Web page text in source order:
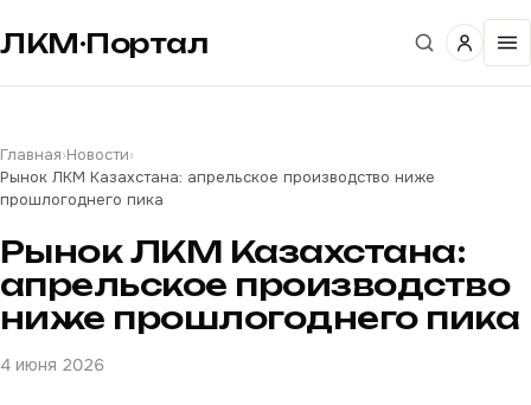
ЛКМ·Портал
Главная›Новости›
Рынок ЛКМ Казахстана: апрельское производство ниже
прошлогоднего пика
Рынок ЛКМ Казахстана:
апрельское производство
ниже прошлогоднего пика
4 июня 2026